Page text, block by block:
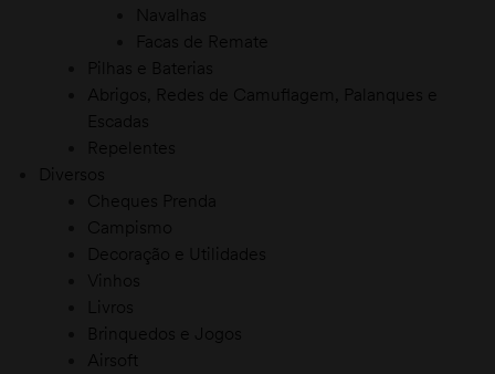
Navalhas
Facas de Remate
Pilhas e Baterias
Abrigos, Redes de Camuflagem, Palanques e
Escadas
Repelentes
Diversos
Cheques Prenda
Campismo
Decoração e Utilidades
Vinhos
Livros
Brinquedos e Jogos
Airsoft